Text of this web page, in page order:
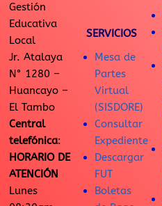
Gestión
Educativa
Local
Jr. Atalaya
N° 1280 –
Huancayo –
El Tambo
Central
telefónica:
HORARIO DE
ATENCIÓN
Lunes
SERVICIOS
Mesa de
Partes
Virtual
(SISDORE)
Consultar
Expediente
Descargar
FUT
Boletas